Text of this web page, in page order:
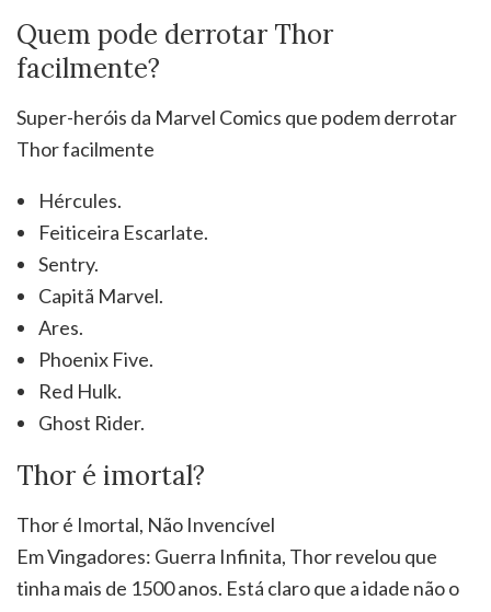
Quem pode derrotar Thor
facilmente?
Super-heróis da Marvel Comics que podem derrotar
Thor facilmente
Hércules.
Feiticeira Escarlate.
Sentry.
Capitã Marvel.
Ares.
Phoenix Five.
Red Hulk.
Ghost Rider.
Thor é imortal?
Thor é Imortal, Não Invencível
Em Vingadores: Guerra Infinita, Thor revelou que
tinha mais de 1500 anos. Está claro que a idade não o